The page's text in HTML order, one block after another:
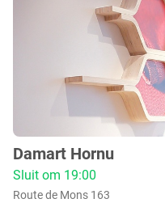
boetiek
:
Damart Hornu
Sluit om 19:00
Route de Mons 163